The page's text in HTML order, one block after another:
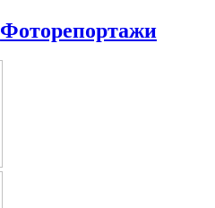
Фоторепортажи